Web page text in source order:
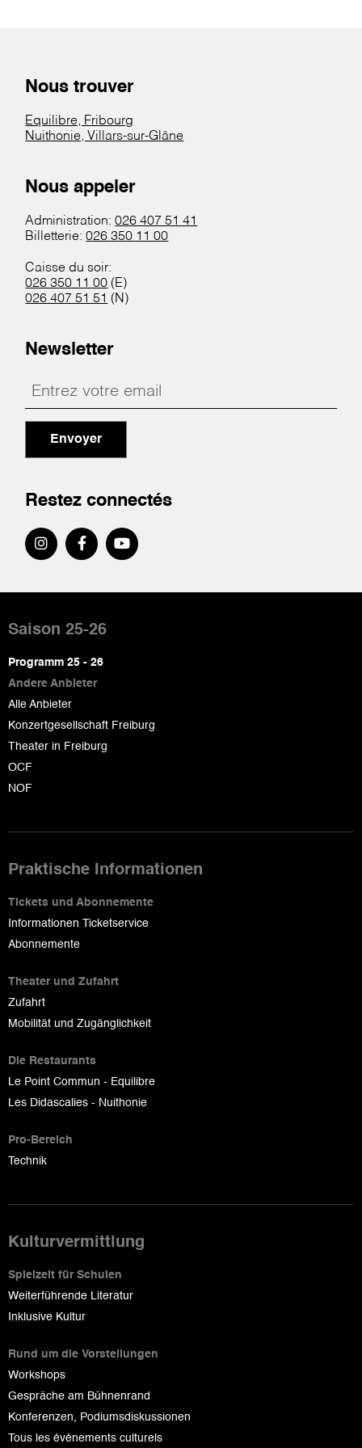
Nous trouver
Equilibre, Fribourg
Nuithonie, Villars-sur-Glâne
Nous appeler
Administration:026 407 51 41
Billetterie:026 350 11 00
Caisse du soir:
026 350 11 00 (E)
026 407 51 51 (N)
Newsletter
Envoyer
Restez connectés
de
page
Saison 25-26
Programm 25 - 26
Andere Anbieter
Alle Anbieter
Konzertgesellschaft Freiburg
Theater in Freiburg
OCF
NOF
Praktische Informationen
Tickets und Abonnemente
Informationen Ticketservice
Abonnemente
Theater und Zufahrt
Zufahrt
Mobilität und Zugänglichkeit
Die Restaurants
Le Point Commun - Equilibre
Les Didascalies - Nuithonie
Pro-Bereich
Technik
Kulturvermittlung
Spielzeit für Schulen
Weiterführende Literatur
Inklusive Kultur
Rund um die Vorstellungen
Workshops
Gespräche am Bühnenrand
Konferenzen, Podiumsdiskussionen
Tous les événements culturels